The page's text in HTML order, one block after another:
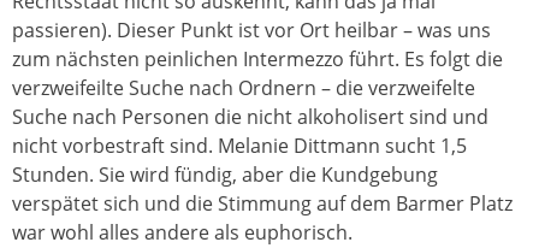
passieren). Dieser Punkt ist vor Ort heilbar – was uns
zum nächsten peinlichen Intermezzo führt. Es folgt die
verzweifeilte Suche nach Ordnern – die verzweifelte
Suche nach Personen die nicht alkoholisert sind und
nicht vorbestraft sind. Melanie Dittmann sucht 1,5
Stunden. Sie wird fündig, aber die Kundgebung
verspätet sich und die Stimmung auf dem Barmer Platz
war wohl alles andere als euphorisch.